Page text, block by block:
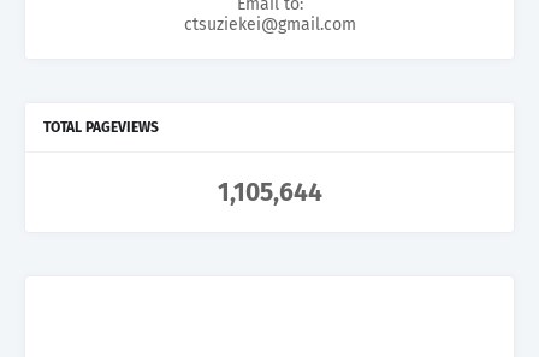
ctsuziekei@gmail.com
TOTAL PAGEVIEWS
1,105,644